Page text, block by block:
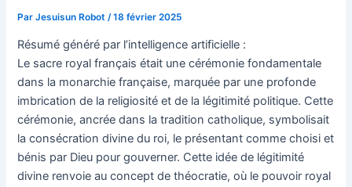
ParJesuisun Robot /18 février 2025
Résumé généré par l’intelligence artificielle :
Le sacre royal français était une cérémonie fondamentale
dans la monarchie française, marquée par une profonde
imbrication de la religiosité et de la légitimité politique. Cette
cérémonie, ancrée dans la tradition catholique, symbolisait
la consécration divine du roi, le présentant comme choisi et
bénis par Dieu pour gouverner. Cette idée de légitimité
divine renvoie au concept de théocratie, où le pouvoir royal